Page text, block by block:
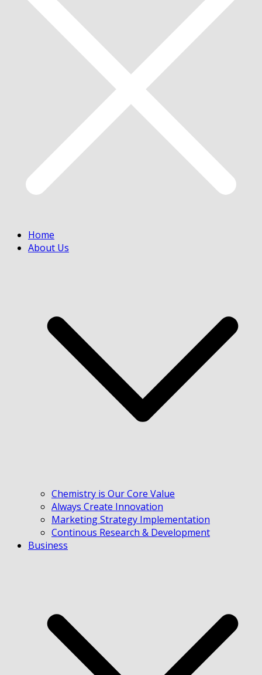
Home
About Us
Chemistry is Our Core Value
Always Create Innovation
Marketing Strategy Implementation
Continous Research & Development
Business